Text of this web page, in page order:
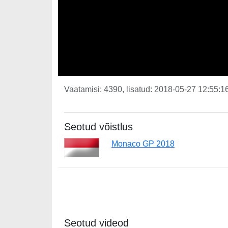
Vaatamisi: 4390, lisatud: 2018-05-27
Seotud võistlus
Monaco GP 2018
Seotud videod